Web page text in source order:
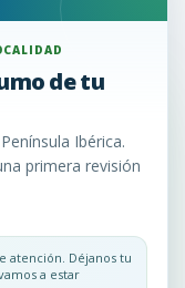
en
gas?
de luz
En
es un
de tu
Ibérica.
primera revisión
atención. Déjanos tu
a estar